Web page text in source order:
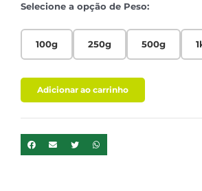
Selecione a opção de Peso:
100g 250g 500g
Adicionar ao carrinho